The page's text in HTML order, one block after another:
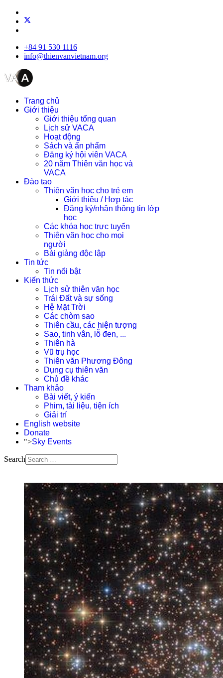
+84 91 530 1116
info@thienvanvietnam.org
Trang chủ
Giới thiệu
Giới thiệu tổng quan
Lịch sử VACA
Hoạt động
Sách và ấn phẩm
Đăng ký hội viên VACA
20 năm Thiên văn học và
VACA
Đào tạo
Thiên văn học cho trẻ em
Giới thiệu / Hợp tác
Đăng ký/nhận thông tin lớp
học
Các khóa học trực tuyến
Thiên văn học cho mọi
người
Bài giảng độc lập
Tin tức
Tin nổi bật
Kiến thức
Lịch sử thiên văn học
Trái Đất và sự sống
Hệ Mặt Trời
Các chòm sao
Thiên cầu, các hiện tượng
Sao, tinh vân, lỗ đen, ...
Thiên hà
Vũ trụ học
Thiên văn Phương Đông
Dụng cụ thiên văn
Chủ đề khác
Tham khảo
Bài viết, ý kiến
Phim, tài liệu, tiện ích
Giải trí
English website
Donate
">Sky Events
Search